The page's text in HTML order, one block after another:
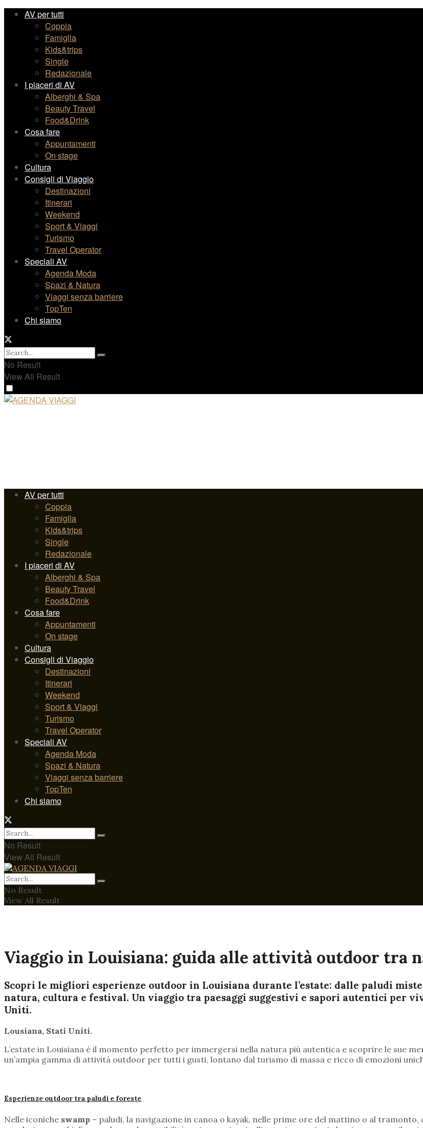
AV per tutti
Coppia
Famiglia
Kids&trips
Single
Redazionale
I piaceri di AV
Alberghi & Spa
Beauty Travel
Food&Drink
Cosa fare
Appuntamenti
On stage
Cultura
Consigli di Viaggio
Destinazioni
Itinerari
Weekend
Sport & Viaggi
Turismo
Travel Operator
Speciali AV
Agenda Moda
Spazi & Natura
Viaggi senza barriere
TopTen
Chi siamo
No Result
View All Result
AV per tutti
Coppia
Famiglia
Kids&trips
Single
Redazionale
I piaceri di AV
Alberghi & Spa
Beauty Travel
Food&Drink
Cosa fare
Appuntamenti
On stage
Cultura
Consigli di Viaggio
Destinazioni
Itinerari
Weekend
Sport & Viaggi
Turismo
Travel Operator
Speciali AV
Agenda Moda
Spazi & Natura
Viaggi senza barriere
TopTen
Chi siamo
No Result
View All Result
No Result
View All Result
Viaggio in Louisiana: guida alle attività outdoor tra
Scopri le migliori esperienze outdoor in Louisiana durante l’estate: dalle paludi
natura, cultura e festival. Un viaggio tra paesaggi suggestivi e sapori autentici per
Uniti.
Lousiana, Stati Uniti.
L’estate in Louisiana è il momento perfetto per immergersi nella natura più autentica e scoprire le sue
un’ampia gamma di attività outdoor per tutti i gusti, lontano dal turismo di massa e ricco di emozioni
Esperienze outdoor tra paludi e foreste
Nelle iconiche swamp – paludi, la navigazione in canoa o kayak, nelle prime ore del mattino o al